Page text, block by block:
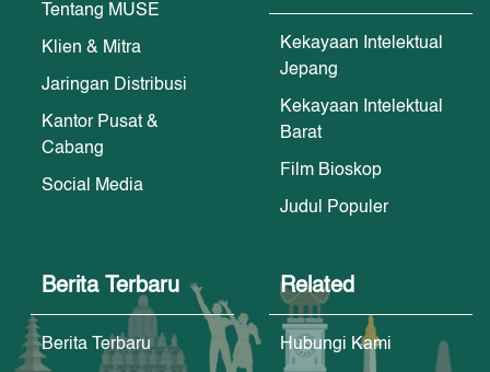
Tentang MUSE
Klien & Mitra
Jaringan Distribusi
Kantor Pusat &
Cabang
Social Media
Kekayaan Intelektual
Jepang
Kekayaan Intelektual
Barat
Film Bioskop
Judul Populer
Berita Terbaru
Berita Terbaru
Related
Hubungi Kami